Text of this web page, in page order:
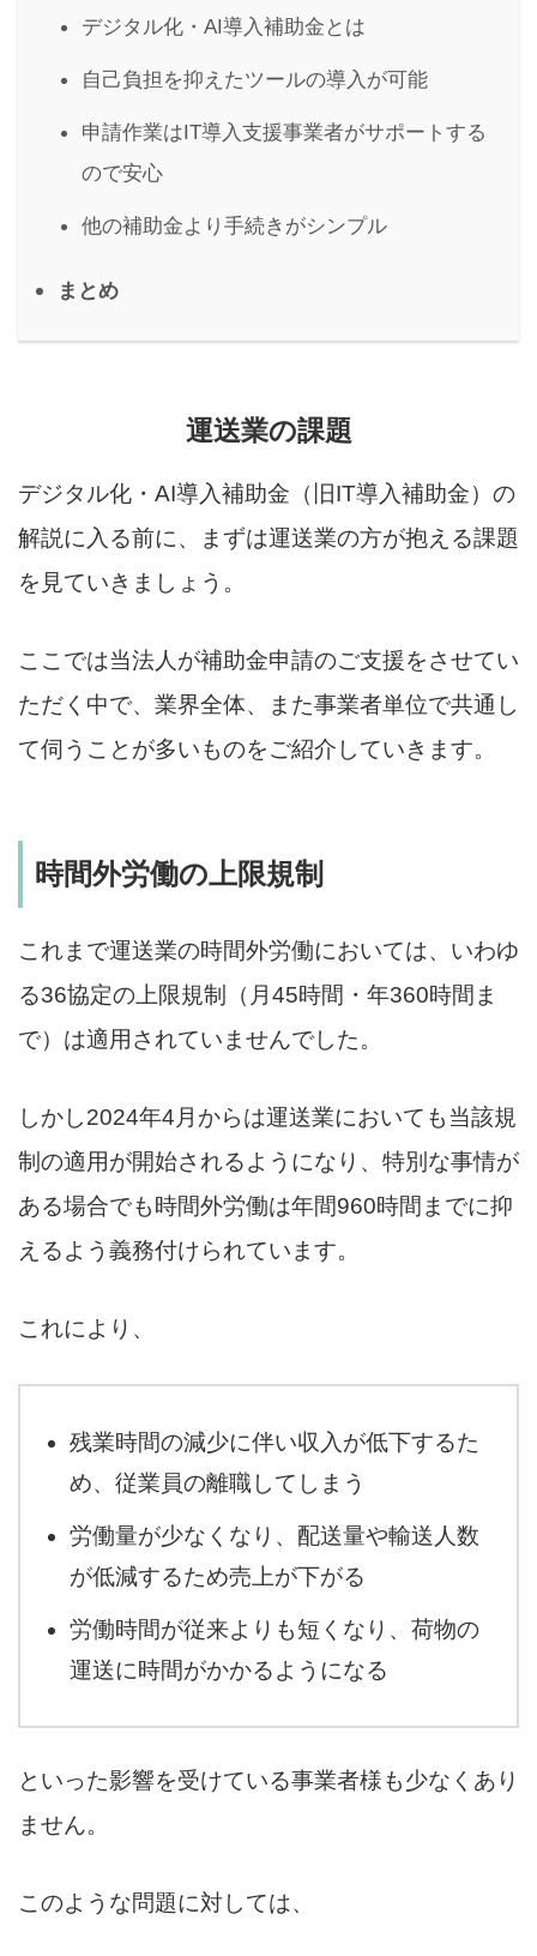
デジタル化・AI導入補助金とは
自己負担を抑えたツールの導入が可能
申請作業はIT導入支援事業者がサポートする
ので安心
他の補助金より手続きがシンプル
まとめ
運送業の課題
デジタル化・AI導入補助金（旧IT導入補助金）の
解説に入る前に、まずは運送業の方が抱える課題
を見ていきましょう。
ここでは当法人が補助金申請のご支援をさせてい
ただく中で、業界全体、また事業者単位で共通し
て伺うことが多いものをご紹介していきます。
時間外労働の上限規制
これまで運送業の時間外労働においては、いわゆ
る36協定の上限規制（月45時間・年360時間ま
で）は適用されていませんでした。
しかし2024年4月からは運送業においても当該規
制の適用が開始されるようになり、特別な事情が
ある場合でも時間外労働は年間960時間までに抑
えるよう義務付けられています。
これにより、
残業時間の減少に伴い収入が低下するた
め、従業員の離職してしまう
労働量が少なくなり、配送量や輸送人数
が低減するため売上が下がる
労働時間が従来よりも短くなり、荷物の
運送に時間がかかるようになる
といった影響を受けている事業者様も少なくあり
ません。
このような問題に対しては、